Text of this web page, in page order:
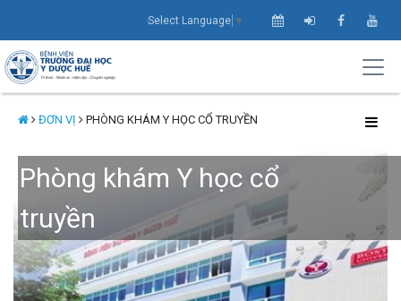
Select Language ▼
ĐƠN VỊ PHÒNG KHÁM Y HỌC CỔ TRUYỀN
Phòng khám Y học cổ
truyền